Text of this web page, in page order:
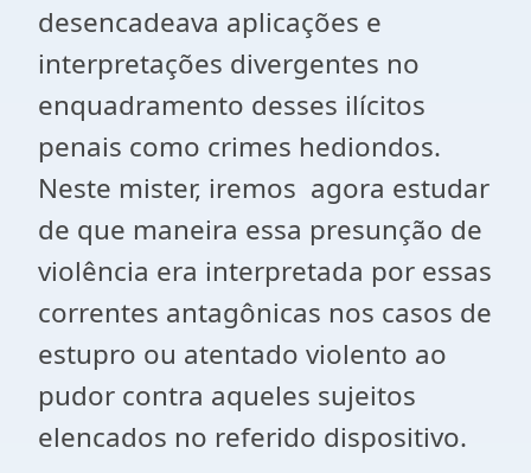
desencadeava aplicações e
interpretações divergentes no
enquadramento desses ilícitos
penais como crimes hediondos.
Neste mister, iremos agora estudar
de que maneira essa presunção de
violência era interpretada por essas
correntes antagônicas nos casos de
estupro ou atentado violento ao
pudor contra aqueles sujeitos
elencados no referido dispositivo.